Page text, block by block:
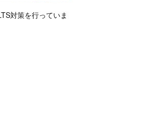
対策を行っていま